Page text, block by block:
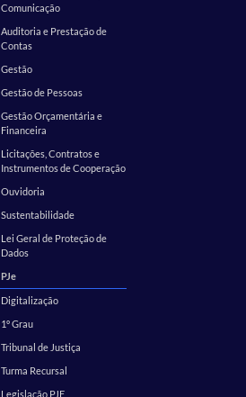
Comunicação
Auditoria e Prestação de
Contas
Gestão
Gestão de Pessoas
Gestão Orçamentária e
Financeira
Licitações, Contratos e
Instrumentos de Cooperação
Ouvidoria
Sustentabilidade
Lei Geral de Proteção de
Dados
PJe
Digitalização
1º Grau
Tribunal de Justiça
Turma Recursal
Legislação PJE